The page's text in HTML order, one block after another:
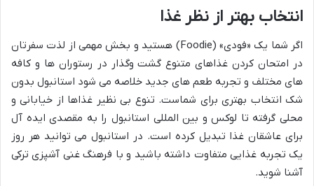
انتخاب بهتر از نظر غذا
اگر شما یک «فودی» (Foodie) هستید و بخش مهمی از لذت سفرتان
در امتحان کردن غذاهای متنوع گشت وگذار در رستوران ها و کافه
های مختلف و تجربه طعم های جدید خلاصه می شود استانبول بدون
شک انتخاب بهتری برای شماست. تنوع بی نظیر غذاها از خیابانی و
محلی گرفته تا لوکس و بین المللی استانبول را به مقصدی ایده آل
برای عاشقان غذا تبدیل کرده است. در استانبول می توانید هر روز
یک تجربه غذایی متفاوت داشته باشید و با فرهنگ غنی آشپزی ترکی
آشنا شوید.